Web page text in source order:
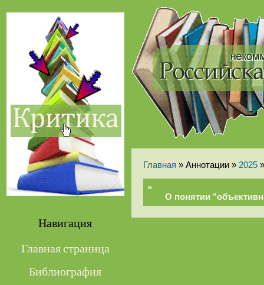
Навигация
Главная страница
Библиография
Главная » Аннотации » 2025 »
»
О понятии